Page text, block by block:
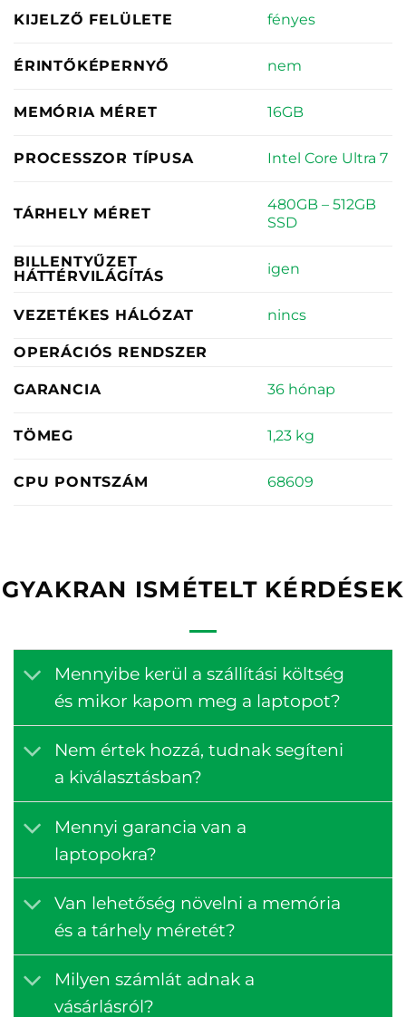
KIJELZŐ FELÜLETE fényes
ÉRINTŐKÉPERNYŐ nem
MEMÓRIA MÉRET 16GB
PROCESSZOR TÍPUSA Intel Core Ultra 7
TÁRHELY MÉRET
480GB – 512GB
SSD
BILLENTYŰZET
HÁTTÉRVILÁGÍTÁS
igen
VEZETÉKES HÁLÓZAT nincs
OPERÁCIÓS RENDSZER
GARANCIA 36 hónap
TÖMEG 1,23 kg
CPU PONTSZÁM 68609
GYAKRAN ISMÉTELT KÉRDÉSEK
Mennyibe kerül a szállítási költség
és mikor kapom meg a laptopot?
Nem értek hozzá, tudnak segíteni
a kiválasztásban?
Mennyi garancia van a
laptopokra?
Van lehetőség növelni a memória
és a tárhely méretét?
Milyen számlát adnak a
vásárlásról?